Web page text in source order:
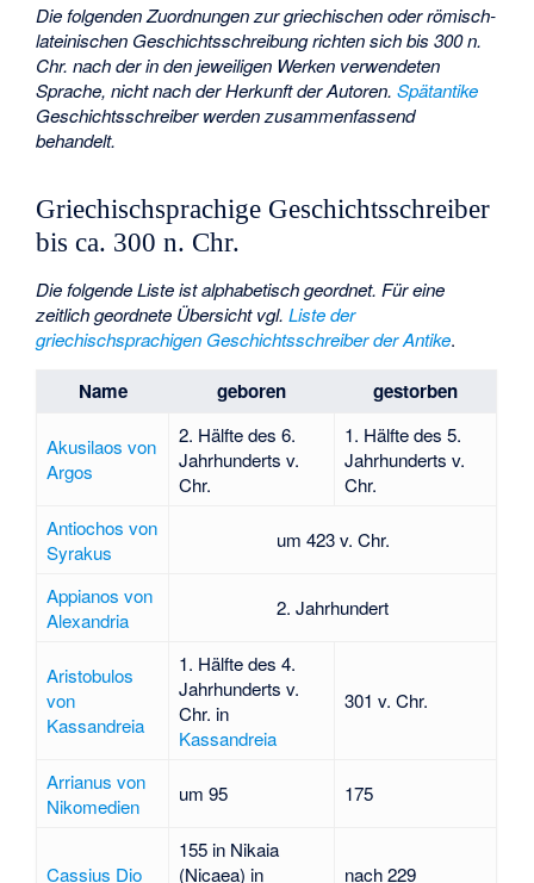
Die folgenden Zuordnungen zur griechischen oder römisch-
lateinischen Geschichtsschreibung richten sich bis 300 n.
Chr. nach der in den jeweiligen Werken verwendeten
Sprache, nicht nach der Herkunft der Autoren.Spätantike
Geschichtsschreiber werden zusammenfassend
behandelt.
Griechischsprachige Geschichtsschreiber
bis ca. 300 n. Chr.
Die folgende Liste ist alphabetisch geordnet. Für eine
zeitlich geordnete Übersicht vgl.Liste der
griechischsprachigen Geschichtsschreiber der Antike.
Name geboren gestorben
Akusilaos von
Argos
2. Hälfte des 6.
Jahrhunderts v.
Chr.
1. Hälfte des 5.
Jahrhunderts v.
Chr.
Antiochos von
Syrakus
um 423 v. Chr.
Appianos von
Alexandria
2. Jahrhundert
Aristobulos
von
Kassandreia
1. Hälfte des 4.
Jahrhunderts v.
Chr. in
Kassandreia
301 v. Chr.
Arrianus von
Nikomedien
um 95 175
Cassius Dio
155 in Nikaia
(Nicaea) in
nach 229